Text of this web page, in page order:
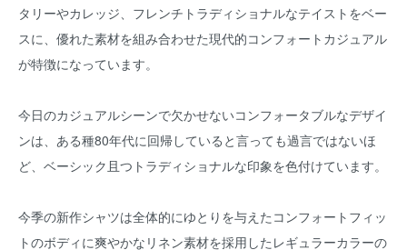
タリーやカレッジ、フレンチトラディショナルなテイストをベー
スに、優れた素材を組み合わせた現代的コンフォートカジュアル
が特徴になっています。
今日のカジュアルシーンで欠かせないコンフォータブルなデザイ
ンは、ある種80年代に回帰していると言っても過言ではないほ
ど、ベーシック且つトラディショナルな印象を色付けています。
今季の新作シャツは全体的にゆとりを与えたコンフォートフィッ
トのボディに爽やかなリネン素材を採用したレギュラーカラーの